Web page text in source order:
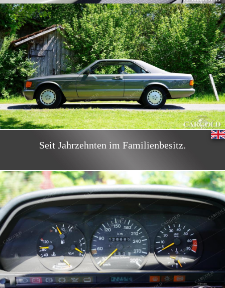
Seit Jahrzehnten im Familienbesitz.